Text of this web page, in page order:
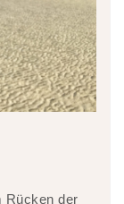
Rücken der